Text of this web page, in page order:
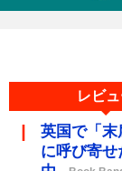
レビ
英国で「末
に呼び寄